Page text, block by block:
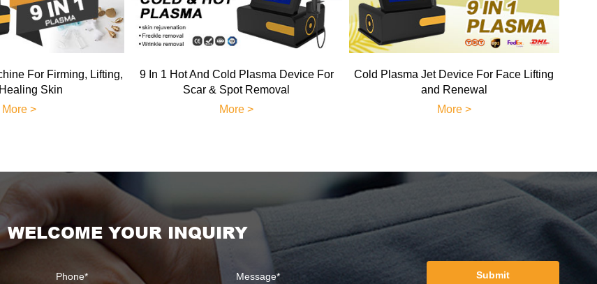
For Firming, Lifting,
Skin
More >
9 In 1 Hot And Cold Plasma Device For
Scar & Spot Removal
More >
Cold Plasma Jet Device For Face Lifting
and Renewal
More >
WELCOME YOUR INQUIRY
Submit